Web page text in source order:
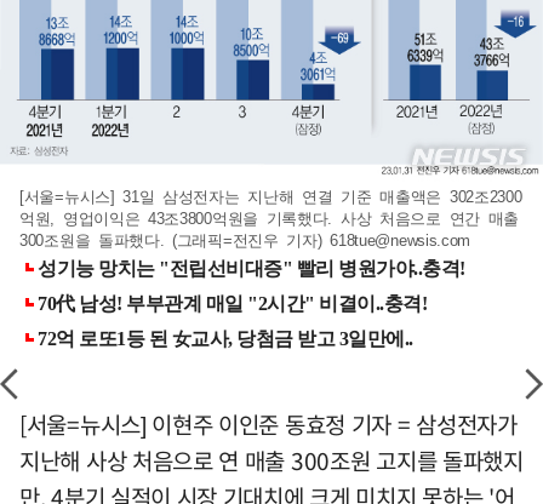
[서울=뉴시스] 31일 삼성전자는 지난해 연결 기준 매출액은 302조2300
억원, 영업이익은 43조3800억원을 기록했다. 사상 처음으로 연간 매출
300조원을 돌파했다. (그래픽=전진우 기자)618tue@newsis.com
[서울=뉴시스] 이현주 이인준 동효정 기자 = 삼성전자가
지난해 사상 처음으로 연 매출 300조원 고지를 돌파했지